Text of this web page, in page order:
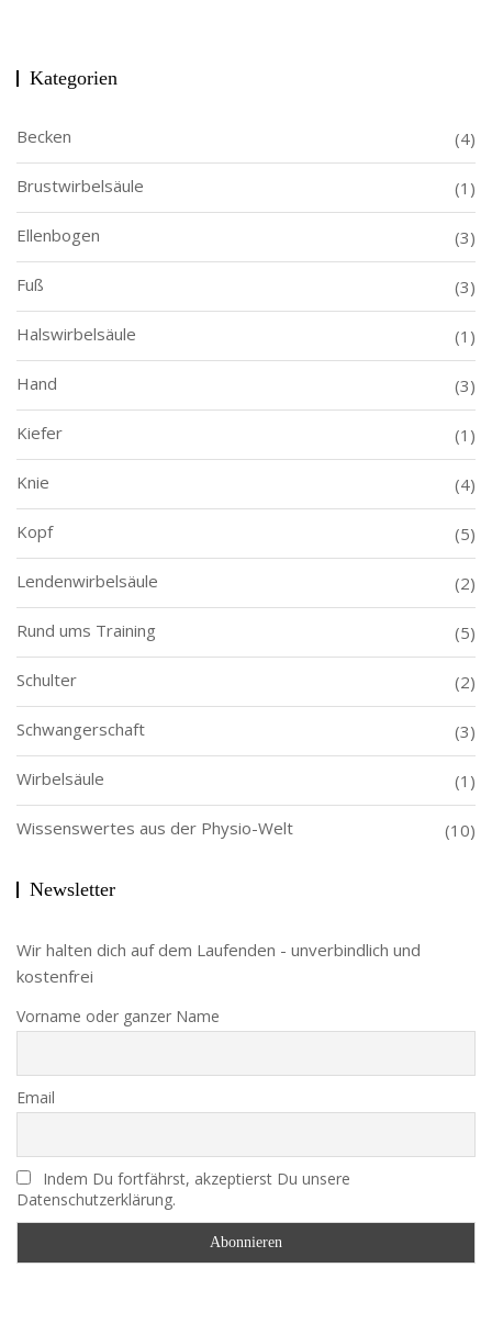
Kategorien
Becken (4)
Brustwirbelsäule (1)
Ellenbogen (3)
Fuß (3)
Halswirbelsäule (1)
Hand (3)
Kiefer (1)
Knie (4)
Kopf (5)
Lendenwirbelsäule (2)
Rund ums Training (5)
Schulter (2)
Schwangerschaft (3)
Wirbelsäule (1)
Wissenswertes aus der Physio-Welt (10)
Newsletter
Wir halten dich auf dem Laufenden - unverbindlich und
kostenfrei
Vorname oder ganzer Name
Email
Indem Du fortfährst, akzeptierst Du unsere
Datenschutzerklärung.